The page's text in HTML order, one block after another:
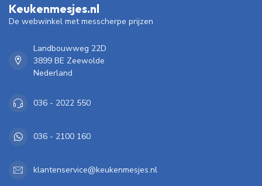
Keukenmesjes.nl
De webwinkel met messcherpe prijzen
Landbouwweg 22D
3899 BE Zeewolde
Nederland
036 - 2022 550
036 - 2100 160
klantenservice@keukenmesjes.nl